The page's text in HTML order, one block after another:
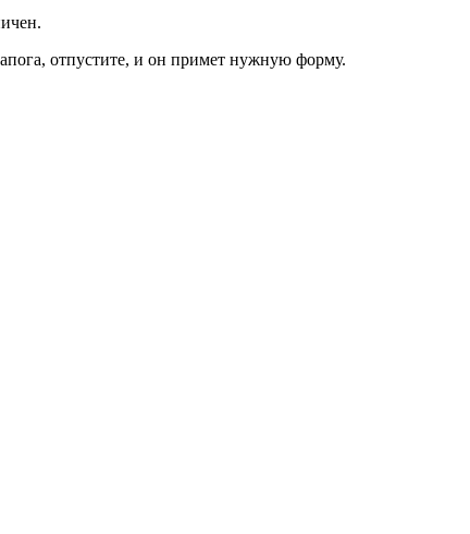
отпустите, и он примет нужную форму.